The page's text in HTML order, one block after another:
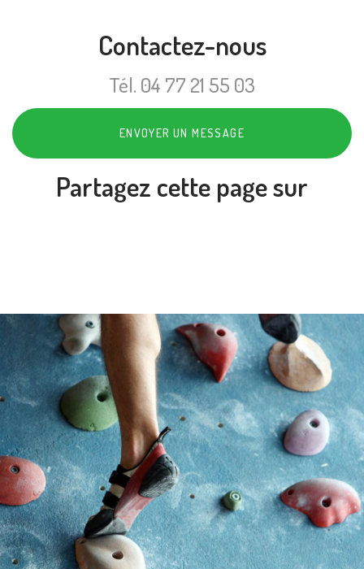
Contactez-nous
Tél. 04 77 21 55 03
ENVOYER UN MESSAGE
Partagez cette page sur